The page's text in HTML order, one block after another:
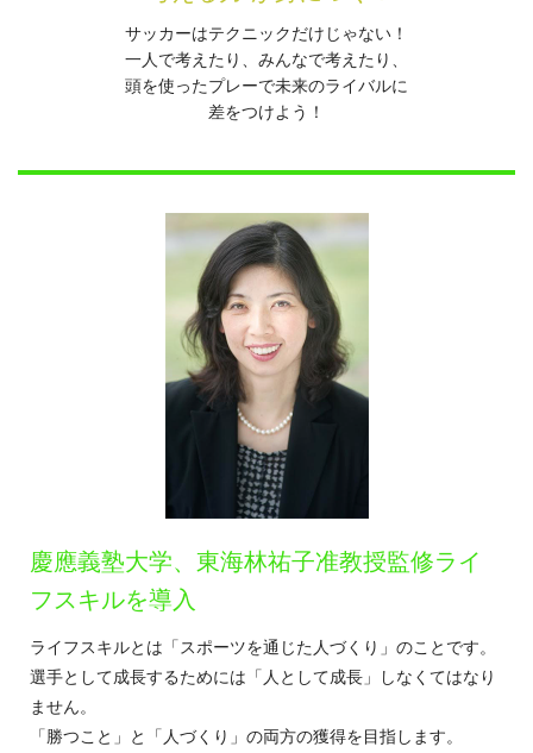
サッカーはテクニックだけじゃない！
一人で考えたり、みんなで考えたり、
頭を使ったプレーで未来のライバルに
差をつけよう！
慶應義塾大学、東海林祐子准教授監修ライ
フスキルを導入
ライフスキルとは「スポーツを通じた人づくり」のことです。
選手として成長するためには「人として成長」しなくてはなり
ません。
「勝つこと」と「人づくり」の両方の獲得を目指します。